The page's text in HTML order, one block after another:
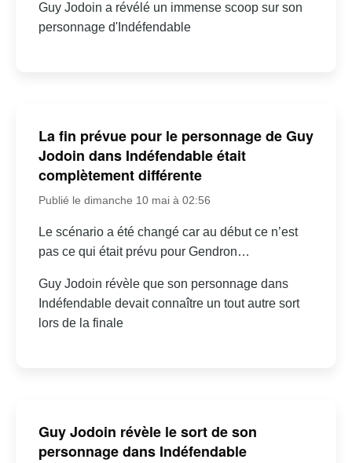
Guy Jodoin a révélé un immense scoop sur son
personnage d'Indéfendable
La fin prévue pour le personnage de Guy
Jodoin dans Indéfendable était
complètement différente
Publié le dimanche 10 mai à 02:56
Le scénario a été changé car au début ce n’est
pas ce qui était prévu pour Gendron…
Guy Jodoin révèle que son personnage dans
Indéfendable devait connaître un tout autre sort
lors de la finale
Guy Jodoin révèle le sort de son
personnage dans Indéfendable